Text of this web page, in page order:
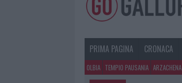
PRIMA PAGINA CRONACA
OLBIA TEMPIO PAUSANIA ARZACHENA